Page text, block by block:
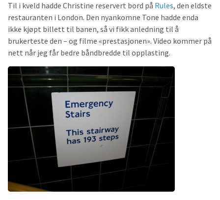
Til i kveld hadde Christine reservert bord på Rules, den eldste
restauranten i London. Den nyankomne Tone hadde enda
ikke kjøpt billett til banen, så vi fikk anledning til å
brukerteste den – og filme «prestasjonen». Video kommer på
nett når jeg får bedre båndbredde til opplasting.